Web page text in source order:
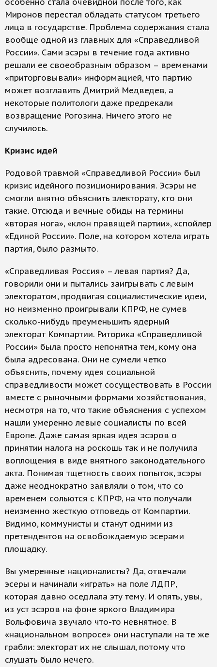
Миронов перестал обладать статусом третьего
лица в государстве. Проблема содержания стала
вообще одной из главных для «Справедливой
России». Сами эсэры в течение года активно
решали ее своеобразным образом – временами
«приторговывали» информацией, что партию
может возглавить Дмитрий Медведев, а
некоторые политологи даже предрекали
возвращение Рогозина. Ничего этого не
случилось.
Кризис идей
Родовой травмой «Справедливой России» был
кризис идейного позиционирования. Эсэры не
смогли внятно объяснить электорату, кто они
такие. Отсюда и вечные обиды на термины
«вторая нога», «клон правящей партии», «спойлер
«Единой России». Поле, на котором хотела играть
партия, было размыто.
«Справедливая Россия» – левая партия? Да,
говорили они и пытались заигрывать с левым
электоратом, продвигая социалистические идеи,
но неизменно проигрывали КПРФ, не сумев
сколько-нибудь преуменьшить ядерный
электорат Компартии. Риторика «Справедливой
России» была просто непонятна тем, кому она
была адресована. Они не сумели четко
объяснить, почему идея социальной
справедливости может сосуществовать в России
вместе с рыночными формами хозяйствования,
несмотря на то, что такие объяснения с успехом
нашли умеренно левые социалисты по всей
Европе. Даже самая яркая идея эсэров о
принятии налога на роскошь так и не получила
воплощения в виде внятного законодательного
акта. Понимая тщетность своих попыток, эсэры
даже неоднократно заявляли о том, что со
временем сольются с КПРФ, на что получали
неизменно жесткую отповедь от Компартии.
Видимо, коммунисты и станут одними из
претендентов на освобождаемую эсерами
площадку.
Вы умеренные националисты? Да, отвечали
эсеры и начинали «играть» на поле ЛДПР,
которая давно оседлала эту тему. И опять, увы,
из уст эсэров на фоне яркого Владимира
Вольфовича звучало что-то невнятное. В
«национальном вопросе» они наступали на те же
грабли: электорат их не слышал, потому что
слушать было нечего.